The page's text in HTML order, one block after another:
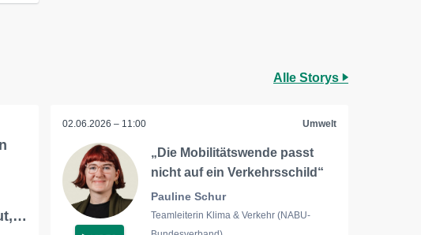
Alle Storys
02.06.2026 – 11:00 Umwelt
„Die Mobilitätswende passt
nicht auf ein Verkehrsschild“
Pauline Schur
Teamleiterin Klima & Verkehr (NABU-